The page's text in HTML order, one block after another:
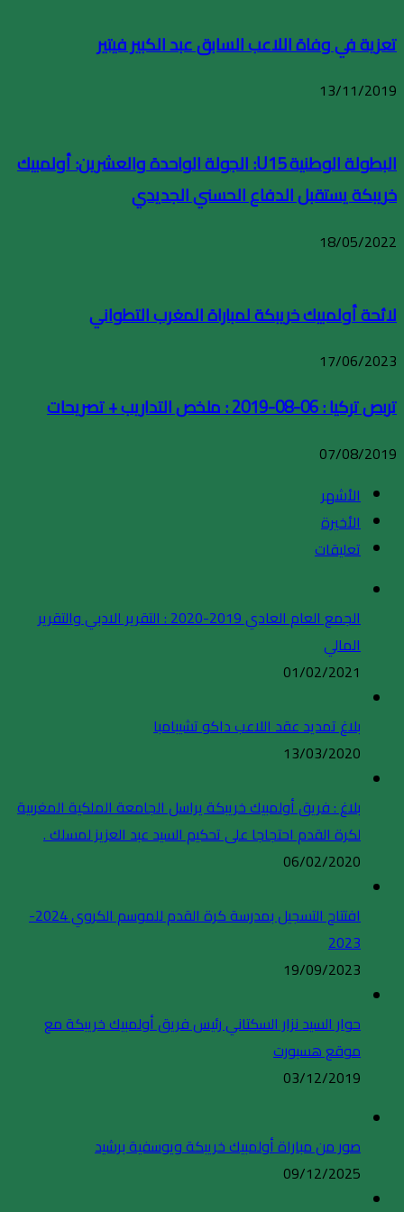
تعزية في وفاة اللاعب السابق عبد الكبير فيتير
13/11/2019
البطولة الوطنية U15: الجولة الواحدة والعشرين: أولمبيك
خريبكة يستقبل الدفاع الحسني الجديدي
18/05/2022
لائحة أولمبيك خريبكة لمباراة المغرب التطواني
17/06/2023
تربص تركيا : 06-08-2019 : ملخص التداريب + تصريحات
07/08/2019
الأشهر
الأخيرة
تعليقات
الجمع العام العادي 2019-2020 : التقرير الادبي والتقرير
المالي
01/02/2021
بلاغ تمديد عقد اللاعب داكو تشيبامبا
13/03/2020
بلاغ : فريق أولمبيك خريبكة يراسل الجامعة الملكية المغربية
لكرة القدم احتجاجا على تحكيم السيد عبد العزيز لمسلك .
06/02/2020
افتتاح التسجيل بمدرسة كرة القدم للموسم الكروي 2024-
2023
19/09/2023
حوار السيد نزار السكتاني رئيس فريق أولمبيك خريبكة مع
موقع هسبورت
03/12/2019
صور من مباراة أولمبيك خريبكة ويوسفية برشيد
09/12/2025